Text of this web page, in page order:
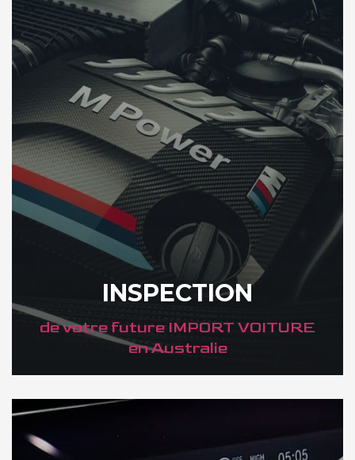
INSPECTION
de votre future IMPORT VOITURE
en Australie